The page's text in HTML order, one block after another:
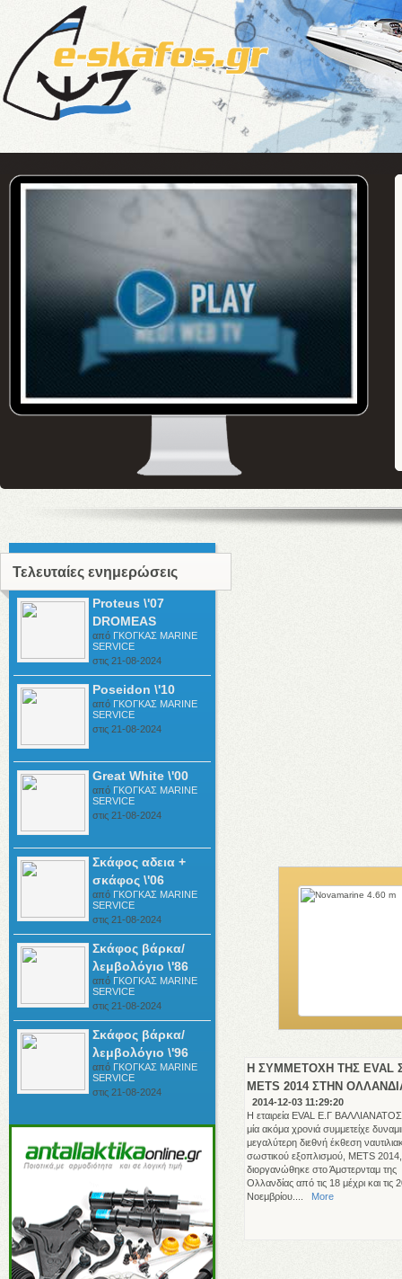
Τελευταίες ενημερώσεις
Proteus \'07
DROMEAS
από ΓΚΟΓΚΑΣ ΜΑRINE
SERVICE
στις 21-08-2024
Poseidon \'10
από ΓΚΟΓΚΑΣ ΜΑRINE
SERVICE
στις 21-08-2024
Great White \'00
από ΓΚΟΓΚΑΣ ΜΑRINE
SERVICE
στις 21-08-2024
Σκάφος αδεια +
σκάφος \'06
από ΓΚΟΓΚΑΣ ΜΑRINE
SERVICE
στις 21-08-2024
Σκάφος βάρκα/
λεμβολόγιo \'86
από ΓΚΟΓΚΑΣ ΜΑRINE
SERVICE
στις 21-08-2024
Σκάφος βάρκα/
λεμβολόγιο \'96
από ΓΚΟΓΚΑΣ ΜΑRINE
SERVICE
στις 21-08-2024
Η ΣΥΜΜΕΤΟΧΗ ΤΗΣ EVAL
METS 2014 ΣΤΗΝ
2014-12-03 11:29:20
Η εταιρεία EVAL Ε.Γ
μία ακόμα χρονιά συμμετείχε
μεγαλύτερη διεθνή έκθεση
σωστικού εξοπλισμού, METS
διοργανώθηκε στο Άμστερνταμ της
Ολλανδίας από τις 18 μέχρι και τις
Νοεμβρίου.... More